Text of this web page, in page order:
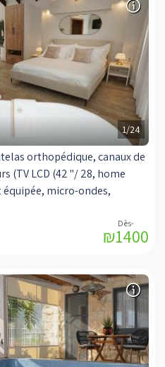
Private complexe
privé comprend un bain à
à manger.
1/24
orthopédique, canaux de
(TV LCD (42 "/ 28, home
micro-ondes,
poêle à huile de haute
coin jacuzzi de la suite,
une piscine énorme
chauffées intérieures
₪1400